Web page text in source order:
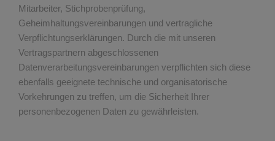
Mitarbeiter, Stichprobenprüfung,
Geheimhaltungsvereinbarungen und vertragliche
Verpflichtungserklärungen. Durch die mit unseren
Vertragspartnern abgeschlossenen
Datenverarbeitungsvereinbarungen verpflichten sich diese
ebenfalls geeignete technische und organisatorische
Vorkehrungen zu treffen, um die Sicherheit Ihrer
personenbezogenen Daten zu gewährleisten.